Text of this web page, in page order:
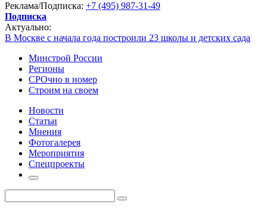
Реклама/Подписка: +7 (495) 987-31-49
Подписка
Актуально:
В Москве с начала года построили 23 школы и детских сада
Минстрой России
Регионы
СРОчно в номер
Строим на своем
Новости
Статьи
Мнения
Фотогалерея
Мероприятия
Спецпроекты